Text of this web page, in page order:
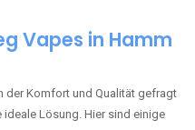
Vapes in Hamm
der Komfort und Qualität gefragt
ideale Lösung. Hier sind einige